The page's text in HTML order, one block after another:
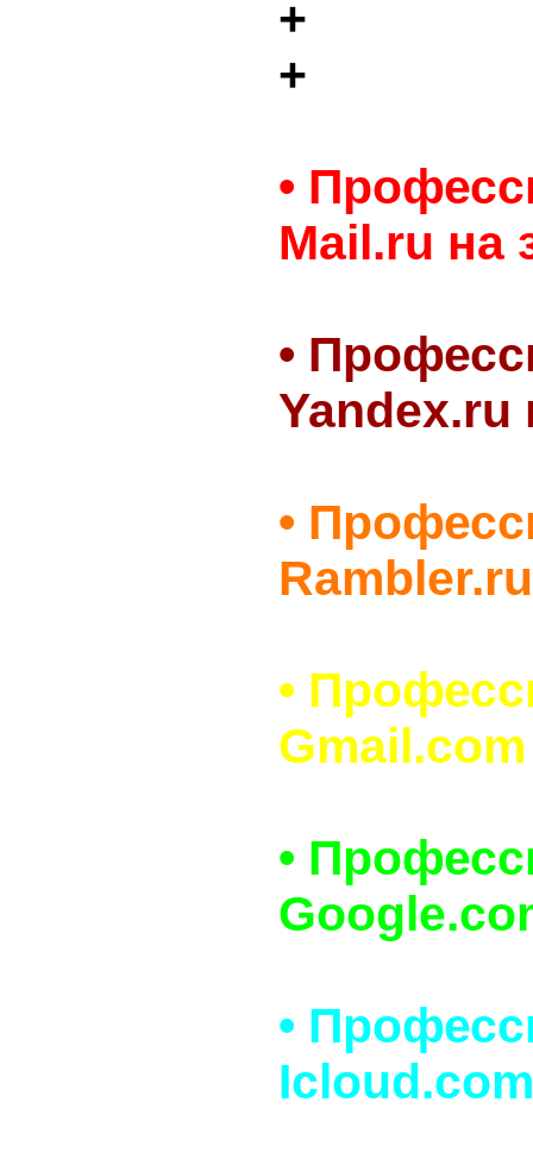
+
+
•
Mail.ru на
•
Yandex.ru
•
•
Gmail.com
•
•